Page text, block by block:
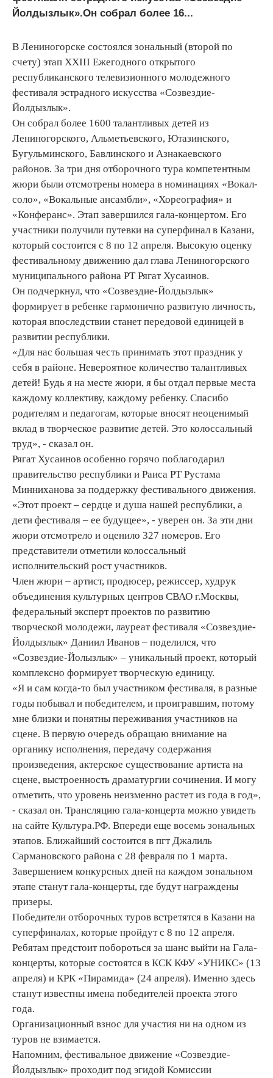
Йолдызлык».Он собрал более 16...
В Лениногорске состоялся зональный (второй по
счету) этап XXIII Ежегодного открытого
республиканского телевизионного молодежного
фестиваля эстрадного искусства «Созвездие-
Йолдызлык».
Он собрал более 1600 талантливых детей из
Лениногорского, Альметьевского, Ютазинского,
Бугульминского, Бавлинского и Азнакаевского
районов. За три дня отборочного тура компетентным
жюри были отсмотрены номера в номинациях «Вокал-
соло», «Вокальные ансамбли», «Хореография» и
«Конферанс». Этап завершился гала-концертом. Его
участники получили путевки на суперфинал в Казани,
который состоится с 8 по 12 апреля. Высокую оценку
фестивальному движению дал глава Лениногорского
муниципального района РТ Рягат Хусаинов.
Он подчеркнул, что «Созвездие-Йолдызлык»
формирует в ребенке гармонично развитую личность,
которая впоследствии станет передовой единицей в
развитии республики.
«Для нас большая честь принимать этот праздник у
себя в районе. Невероятное количество талантливых
детей! Будь я на месте жюри, я бы отдал первые места
каждому коллективу, каждому ребенку. Спасибо
родителям и педагогам, которые вносят неоценимый
вклад в творческое развитие детей. Это колоссальный
труд», - сказал он.
Рягат Хусаинов особенно горячо поблагодарил
правительство республики и Раиса РТ Рустама
Минниханова за поддержку фестивального движения.
«Этот проект – сердце и душа нашей республики, а
дети фестиваля – ее будущее», - уверен он. За эти дни
жюри отсмотрело и оценило 327 номеров. Его
представители отметили колоссальный
исполнительский рост участников.
Член жюри – артист, продюсер, режиссер, худрук
объединения культурных центров СВАО г.Москвы,
федеральный эксперт проектов по развитию
творческой молодежи, лауреат фестиваля «Созвездие-
Йолдызлык» Даниил Иванов – поделился, что
«Созвездие-Йолызлык» – уникальный проект, который
комплексно формирует творческую единицу.
«Я и сам когда-то был участником фестиваля, в разные
годы побывал и победителем, и проигравшим, потому
мне близки и понятны переживания участников на
сцене. В первую очередь обращаю внимание на
органику исполнения, передачу содержания
произведения, актерское существование артиста на
сцене, выстроенность драматургии сочинения. И могу
отметить, что уровень неизменно растет из года в год»,
- сказал он. Трансляцию гала-концерта можно увидеть
на сайте Культура.РФ. Впереди еще восемь зональных
этапов. Ближайший состоится в пгт Джалиль
Сармановского района с 28 февраля по 1 марта.
Завершением конкурсных дней на каждом зональном
этапе станут гала-концерты, где будут награждены
призеры.
Победители отборочных туров встретятся в Казани на
суперфиналах, которые пройдут с 8 по 12 апреля.
Ребятам предстоит побороться за шанс выйти на Гала-
концерты, которые состоятся в КСК КФУ «УНИКС» (13
апреля) и КРК «Пирамида» (24 апреля). Именно здесь
станут известны имена победителей проекта этого
года.
Организационный взнос для участия ни на одном из
туров не взимается.
Напомним, фестивальное движение «Созвездие-
Йолдызлык» проходит под эгидой Комиссии